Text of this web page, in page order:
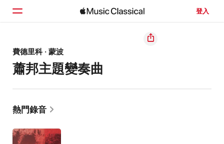
登入
首頁
瀏覽
搜尋
費德里科 · 蒙波
蕭邦主題變奏曲
熱門錄音